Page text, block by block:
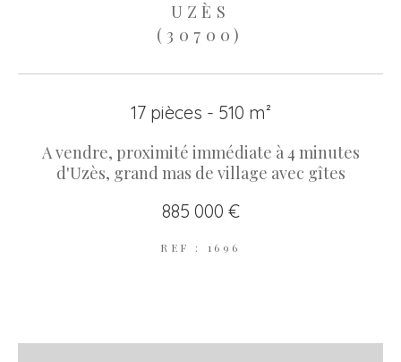
UZÈS
(30700)
17 pièces - 510 m²
A vendre, proximité immédiate à 4 minutes
d'Uzès, grand mas de village avec gîtes
885 000 €
REF : 1696